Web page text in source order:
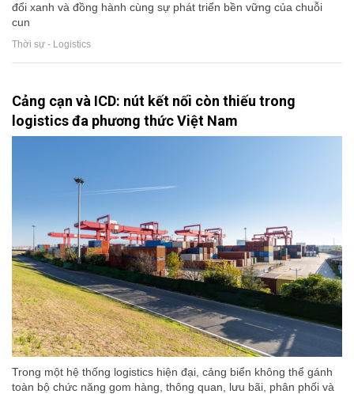
đổi xanh và đồng hành cùng sự phát triển bền vững của chuỗi
cun
Thời sự - Logistics
Cảng cạn và ICD: nút kết nối còn thiếu trong
logistics đa phương thức Việt Nam
Trong một hệ thống logistics hiện đại, cảng biển không thể gánh
toàn bộ chức năng gom hàng, thông quan, lưu bãi, phân phối và